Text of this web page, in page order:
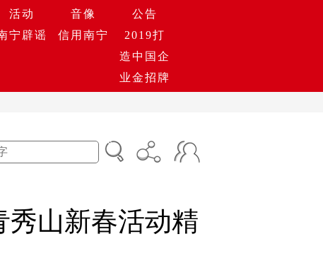
活动 音像
公告
宁辟谣 信用南宁
2019打
造中国企
业金招牌
山新春活动精